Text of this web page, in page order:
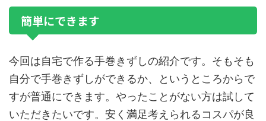
簡単にできます
今回は自宅で作る手巻きずしの紹介です。そもそも
自分で手巻きずしができるか、というところからで
すが普通にできます。やったことがない方は試して
いただきたいです。安く満足考えられるコスパが良